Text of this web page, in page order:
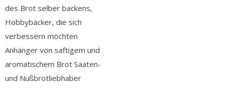
des Brot selber backens,
Hobbybäcker, die sich
verbessern möchten
Anhänger von saftigem und
aromatischem Brot Saaten-
und Nußbrotliebhaber